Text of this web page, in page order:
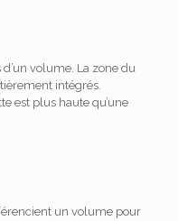
volume. La zone du
intégrés.
est plus haute qu’une
un volume pour